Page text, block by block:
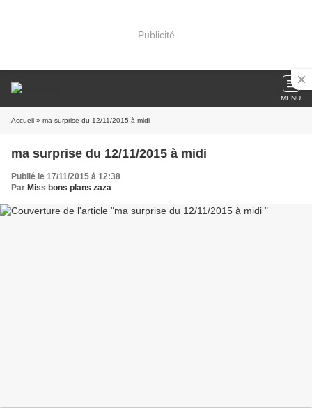
Publicité
MENU
Accueil » ma surprise du 12/11/2015 à midi
ma surprise du 12/11/2015 à midi
Publié le 17/11/2015 à 12:38
Par Miss bons plans zaza